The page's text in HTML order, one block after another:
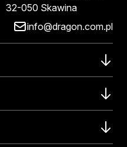
32-050 Skawina
info@dragon.com.pl